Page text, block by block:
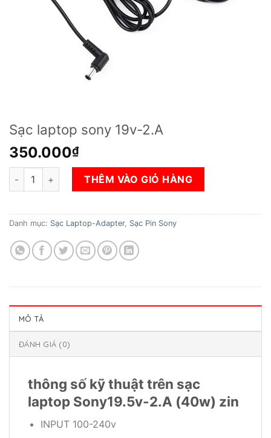
Sạc laptop sony 19v-2.A
350.000₫
Sạc laptop sony 19v-2.A số lượng
THÊM VÀO GIỎ HÀNG
Danh mục: Sạc Laptop-Adapter, Sạc Pin Sony
MÔ TẢ
ĐÁNH GIÁ (0)
thông số kỹ thuật trên sạc
laptop Sony19.5v-2.A (40w) zin
INPUT 100-240v